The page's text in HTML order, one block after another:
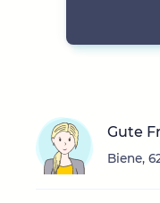
Gute
Biene,